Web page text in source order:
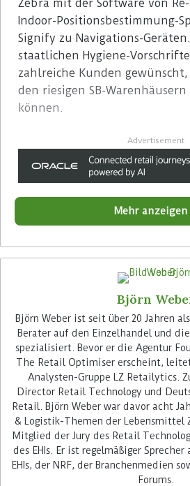
Zebra mit der Software von
Indoor-Positionsbestimmung-
Signify zu Navigations-
staatlichen Hygiene-
zahlreiche Kunden
den riesigen SB-
können.
Advertisement
In einem seiner SB-
pilotiert Lenta derzeit ein
die Nutzer der Self-Scanning-
Store navigieren lassen. Für die
Positionsbestimmung setzt
Visible Light Communication
Implementierungs-Partner
niederländischen Spezialisten
Technologie wie die
die Übertragung von Daten
Partner sind die ebenfalls aus
stammenden Self-Scanning-
Vision.
Mehr anzeigen
Björn
Björn Weber ist seit über 20 Jahren
Berater auf den Einzelhandel und
spezialisiert. Bevor er die Agentur
The Retail Optimiser erscheint,
Analysten-Gruppe LZ Retailytics.
Director Retail Technology und
Retail. Björn Weber war davor acht
& Logistik-Themen der Lebensmittel
Mitglied der Jury des Retail
des EHIs. Er ist regelmäßiger
EHIs, der NRF, der Branchenmedien
Forums.